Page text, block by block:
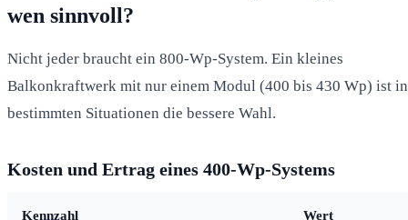
wen sinnvoll?
Nicht jeder braucht ein 800-Wp-System. Ein kleines
Balkonkraftwerk mit nur einem Modul (400 bis 430 Wp) ist in
bestimmten Situationen die bessere Wahl.
Kosten und Ertrag eines 400-Wp-Systems
Kennzahl Wert